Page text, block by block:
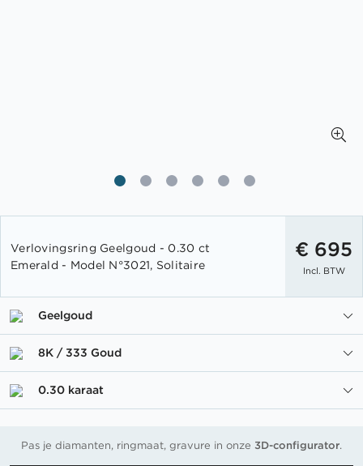
het
begin
de
afbeeldingen-
Verlovingsring Geelgoud - 0.30 ct
Emerald - Model N°3021, Solitaire
€ 695
Incl. BTW
Geelgoud
8K / 333 Goud
0.30 karaat
Pas je diamanten, ringmaat, gravure in onze 3D-configurator.